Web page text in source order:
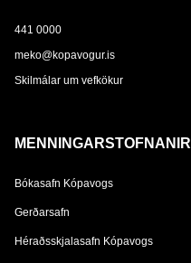
441 0000
meko@kopavogur.is
Skilmálar um vefkökur
MENNINGARSTOFNANIR
Bókasafn Kópavogs
Gerðarsafn
Héraðsskjalasafn Kópavogs